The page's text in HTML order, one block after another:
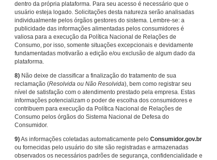
dentro da própria plataforma. Para seu acesso é necessário que o
usuário esteja logado. Solicitações desta natureza serão analisadas
individualmente pelos órgãos gestores do sistema. Lembre-se: a
publicidade das informações alimentadas pelos consumidores é
valiosa para a execução da Política Nacional de Relações de
Consumo, por isso, somente situações excepcionais e devidamente
fundamentadas motivarão a edição e/ou exclusão de algum dado da
plataforma.
8) Não deixe de classificar a finalização do tratamento de sua
reclamação (Resolvida ou Não Resolvida), bem como registrar seu
nível de satisfação com o atendimento prestado pela empresa. Estas
informações potencializam o poder de escolha dos consumidores e
contribuem para execução da Política Nacional de Relações de
Consumo pelos órgãos do Sistema Nacional de Defesa do
Consumidor.
9)As informações coletadas automaticamente pelo Consumidor.gov.br
ou fornecidas pelo usuário do site são registradas e armazenadas
observados os necessários padrões de segurança, confidencialidade e